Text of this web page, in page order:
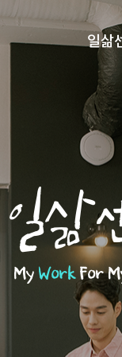
일삶
일삶
MyWorkFor